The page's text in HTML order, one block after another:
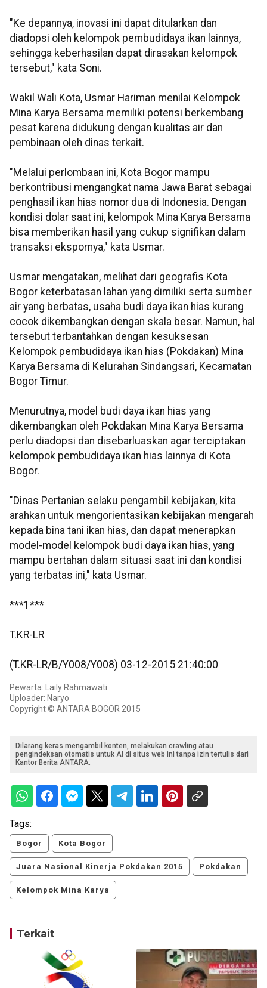
"Ke depannya, inovasi ini dapat ditularkan dan
diadopsi oleh kelompok pembudidaya ikan lainnya,
sehingga keberhasilan dapat dirasakan kelompok
tersebut," kata Soni.
Wakil Wali Kota, Usmar Hariman menilai Kelompok
Mina Karya Bersama memiliki potensi berkembang
pesat karena didukung dengan kualitas air dan
pembinaan oleh dinas terkait.
"Melalui perlombaan ini, Kota Bogor mampu
berkontribusi mengangkat nama Jawa Barat sebagai
penghasil ikan hias nomor dua di Indonesia. Dengan
kondisi dolar saat ini, kelompok Mina Karya Bersama
bisa memberikan hasil yang cukup signifikan dalam
transaksi ekspornya," kata Usmar.
Usmar mengatakan, melihat dari geografis Kota
Bogor keterbatasan lahan yang dimiliki serta sumber
air yang berbatas, usaha budi daya ikan hias kurang
cocok dikembangkan dengan skala besar. Namun, hal
tersebut terbantahkan dengan kesuksesan
Kelompok pembudidaya ikan hias (Pokdakan) Mina
Karya Bersama di Kelurahan Sindangsari, Kecamatan
Bogor Timur.
Menurutnya, model budi daya ikan hias yang
dikembangkan oleh Pokdakan Mina Karya Bersama
perlu diadopsi dan disebarluaskan agar terciptakan
kelompok pembudidaya ikan hias lainnya di Kota
Bogor.
"Dinas Pertanian selaku pengambil kebijakan, kita
arahkan untuk mengorientasikan kebijakan mengarah
kepada bina tani ikan hias, dan dapat menerapkan
model-model kelompok budi daya ikan hias, yang
mampu bertahan dalam situasi saat ini dan kondisi
yang terbatas ini," kata Usmar.
***1***
T.KR-LR
(T.KR-LR/B/Y008/Y008) 03-12-2015 21:40:00
Pewarta: Laily Rahmawati
Uploader: Naryo
Copyright © ANTARA BOGOR 2015
Dilarang keras mengambil konten, melakukan crawling atau
pengindeksan otomatis untuk AI di situs web ini tanpa izin tertulis dari
Kantor Berita ANTARA.
Tags:
Bogor Kota Bogor
Juara Nasional Kinerja Pokdakan 2015 Pokdakan
Kelompok Mina Karya
Terkait